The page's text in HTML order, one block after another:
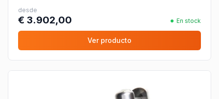
desde
€ 3.902,00 En stock
Ver producto